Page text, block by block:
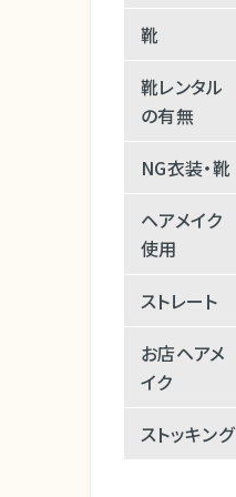
靴
靴レンタル
の有無
NG衣装・靴
ヘアメイク
使用
ストレート
お店ヘアメ
イク
ストッキング